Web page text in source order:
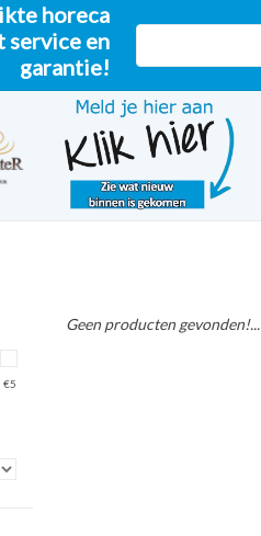
horeca
service en
garantie!
€5
Geen producten gevonden!...